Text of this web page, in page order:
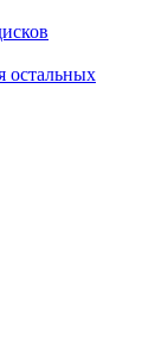
остальных